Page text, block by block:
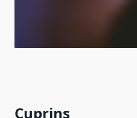
Cuprins